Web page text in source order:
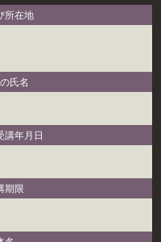
所在地
氏名
講年月日
期限